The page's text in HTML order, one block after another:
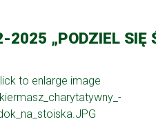
„PODZIEL SIĘ